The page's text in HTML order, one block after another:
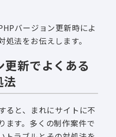
バージョン更新時によ
法をお伝えします。
新でよくある
法
ると、まれにサイトに不
ます。多くの制作案件で